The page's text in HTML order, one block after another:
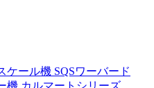
ケール機 SQSワーバード